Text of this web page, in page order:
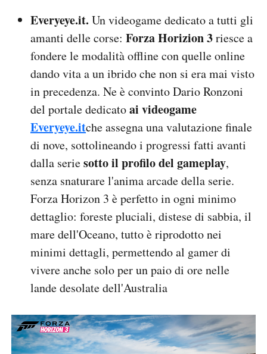
Everyeye.it. Un videogame dedicato a tutti gli
amanti delle corse: Forza Horizion 3riesce a
fondere le modalità offline con quelle online
dando vita a un ibrido che non si era mai visto
in precedenza. Ne è convinto Dario Ronzoni
del portale dedicatoai videogame
Everyeye.itche assegna una valutazione finale
di nove, sottolineando i progressi fatti avanti
dalla seriesotto il profilo del gameplay,
senza snaturare l'anima arcade della serie.
Forza Horizon 3 è perfetto in ogni minimo
dettaglio: foreste pluciali, distese di sabbia, il
mare dell'Oceano, tutto è riprodotto nei
minimi dettagli, permettendo al gamer di
vivere anche solo per un paio di ore nelle
lande desolate dell'Australia